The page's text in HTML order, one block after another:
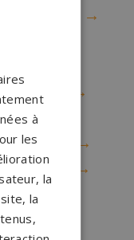
Orge
→
→
Forêt
→
→
à
les
la
la